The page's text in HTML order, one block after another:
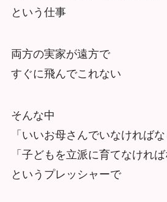
という仕事
両方の実家が遠方で
すぐに飛んでこれない
そんな中
「いいお母さんでいなければな
「子どもを立派に育てなければ
というプレッシャーで